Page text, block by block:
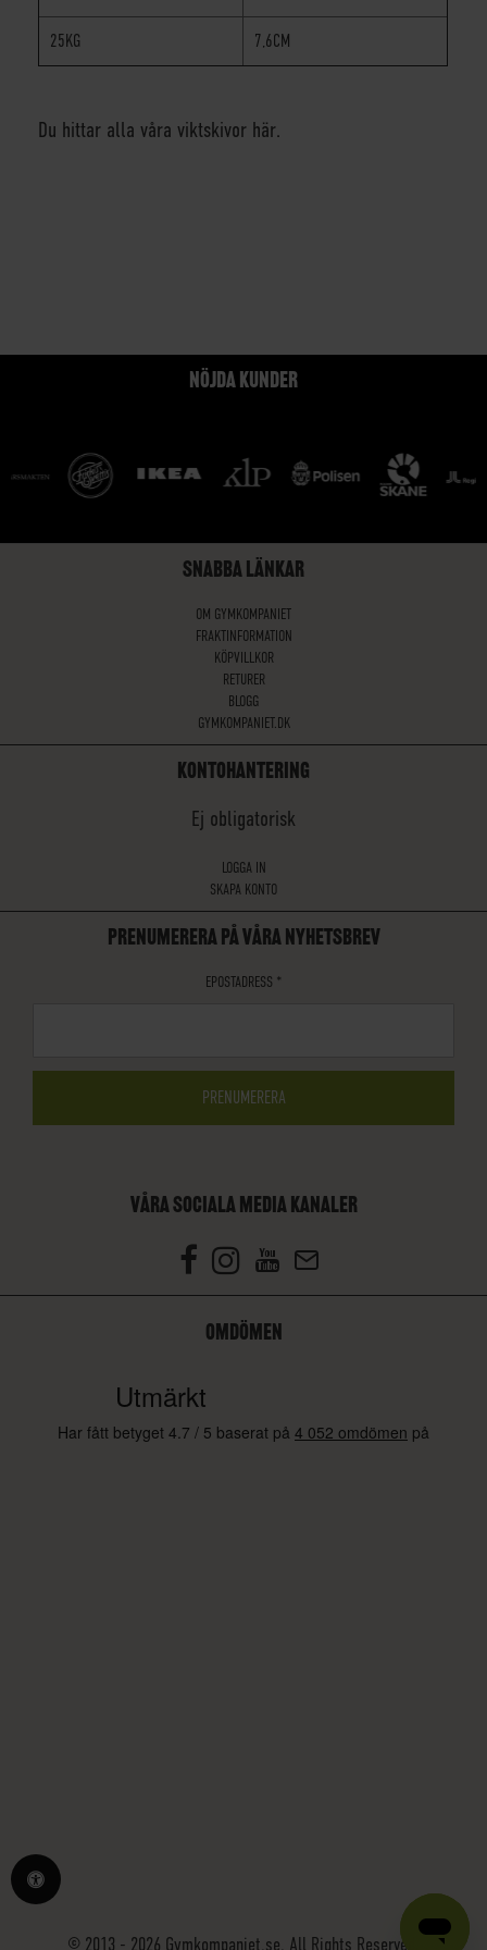
25KG 7,6CM
Du hittar alla våra viktskivor här.
NÖJDA KUNDER
SNABBA LÄNKAR
OM GYMKOMPANIET
FRAKTINFORMATION
KÖPVILLKOR
RETURER
BLOGG
GYMKOMPANIET.DK
KONTOHANTERING
Ej obligatorisk
LOGGA IN
SKAPA KONTO
PRENUMERERA PÅ VÅRA NYHETSBREV
EPOSTADRESS *
VÅRA SOCIALA MEDIA KANALER
OMDÖMEN
© 2013 - 2026 Gymkompaniet.se. All Rights Reserved.